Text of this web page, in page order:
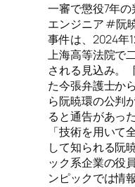
一審で懲役7年
エンジニア #阮
事件は、2024年
上海高等法院で
される見込み。
た今張弁護士か
ら阮暁環の公判
ると通告があっ
「技術を用いて
して知られる阮
ック系企業の役
ンピックでは情